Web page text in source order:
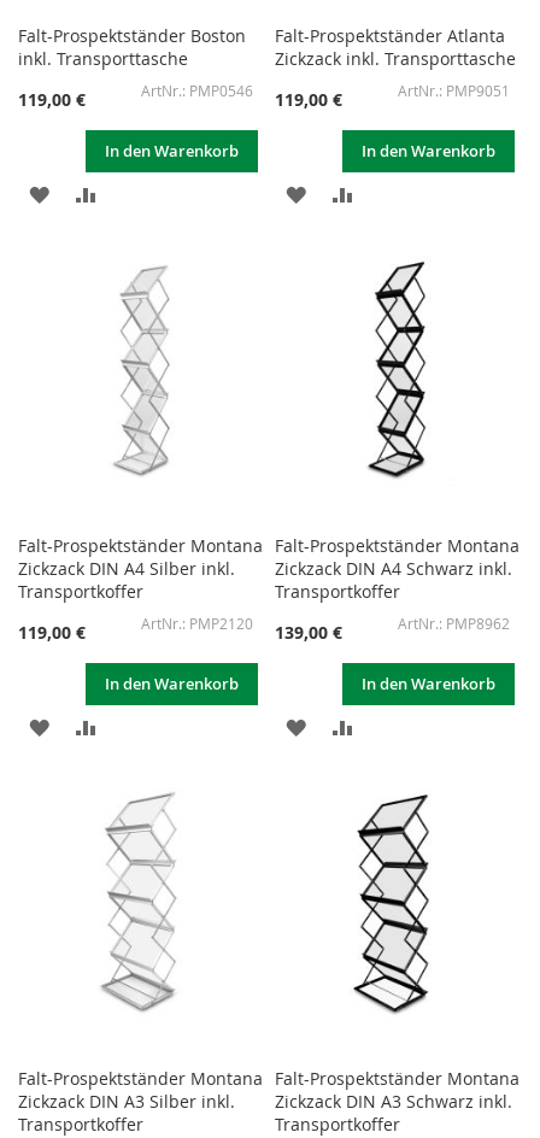
Falt-Prospektständer Boston
inkl. Transporttasche
119,00 €
PMP0546
In den Warenkorb
ZUR
HINZUFÜGEN
HINZUFÜGEN
Falt-Prospektständer Atlanta
Zickzack inkl. Transporttasche
119,00 €
PMP9051
In den Warenkorb
ZUR
HINZUFÜGEN
HINZUFÜGEN
Falt-Prospektständer Montana
Zickzack DIN A4 Silber inkl.
Transportkoffer
119,00 €
PMP2120
In den Warenkorb
ZUR
HINZUFÜGEN
HINZUFÜGEN
Falt-Prospektständer Montana
Zickzack DIN A4 Schwarz inkl.
Transportkoffer
139,00 €
PMP8962
In den Warenkorb
ZUR
HINZUFÜGEN
HINZUFÜGEN
Falt-Prospektständer Montana
Zickzack DIN A3 Silber inkl.
Transportkoffer
Falt-Prospektständer Montana
Zickzack DIN A3 Schwarz inkl.
Transportkoffer